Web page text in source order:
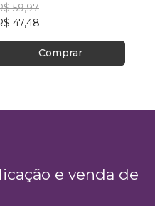
59,97
47,48
Comprar
e venda de